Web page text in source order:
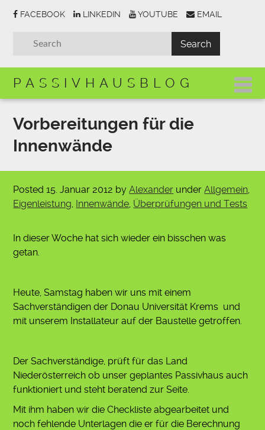
FACEBOOK LINKEDIN YOUTUBE EMAIL
PASSIVHAUSBLOG
Vorbereitungen für die
Innenwände
Posted15. Januar 2012 byAlexander underAllgemein,
Eigenleistung, Innenwände, Überprüfungen und Tests
In dieser Woche hat sich wieder ein bisschen was
getan.
Heute, Samstag haben wir uns mit einem
Sachverständigen der Donau Universität Krems und
mit unserem Installateur auf der Baustelle getroffen.
Der Sachverständige, prüft für das Land
Niederösterreich ob unser geplantes Passivhaus auch
funktioniert und steht beratend zur Seite.
Mit ihm haben wir die Checkliste abgearbeitet und
noch fehlende Unterlagen die er für die Berechnung